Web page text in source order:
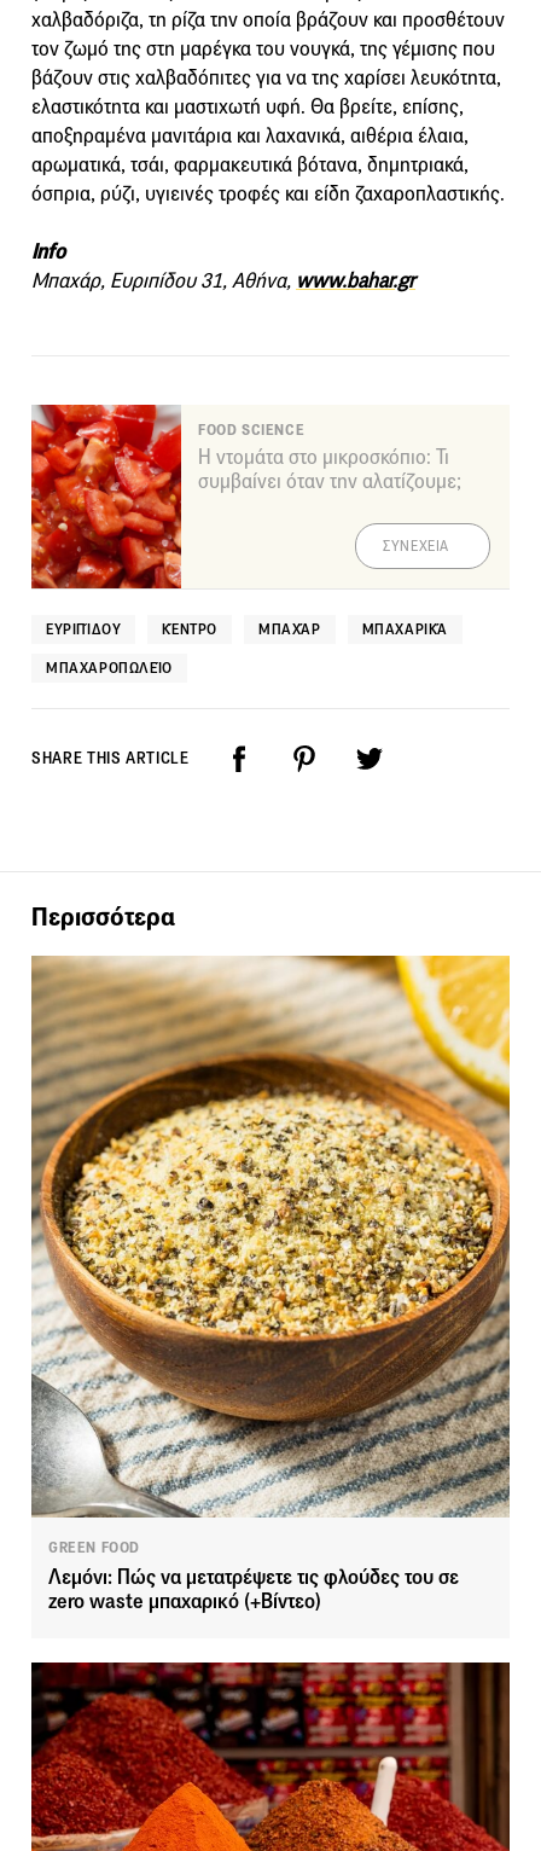
χαλβαδόριζα, τη ρίζα την οποία βράζουν και προσθέτουν
τον ζωμό της στη μαρέγκα του νουγκά, της γέμισης που
βάζουν στις χαλβαδόπιτες για να της χαρίσει λευκότητα,
ελαστικότητα και μαστιχωτή υφή. Θα βρείτε, επίσης,
αποξηραμένα μανιτάρια και λαχανικά, αιθέρια έλαια,
αρωματικά, τσάι, φαρμακευτικά βότανα, δημητριακά,
όσπρια, ρύζι, υγιεινές τροφές και είδη ζαχαροπλαστικής.
Info
Μπαχάρ, Ευριπίδου 31, Αθήνα, www.bahar.gr
FOOD SCIENCE
Η ντομάτα στο μικροσκόπιο: Τι
συμβαίνει όταν την αλατίζουμε;
ΣΥΝΕΧΕΙΑ
ΕΥΡΙΠΊΔΟΥ ΚΈΝΤΡΟ ΜΠΑΧΆΡ ΜΠΑΧΑΡΙΚΆ
ΜΠΑΧΑΡΟΠΩΛΕΊΟ
SHARE THIS ARTICLE
Περισσότερα
GREEN FOOD
Λεμόνι: Πώς να μετατρέψετε τις φλούδες του σε
zero waste μπαχαρικό (+Βίντεο)